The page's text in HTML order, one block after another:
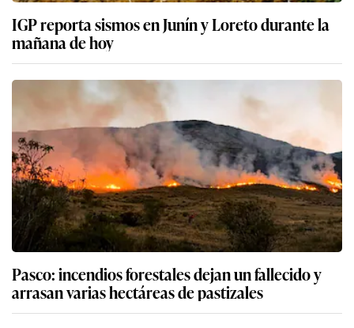
IGP reporta sismos en Junín y Loreto durante la
mañana de hoy
Pasco: incendios forestales dejan un fallecido y
arrasan varias hectáreas de pastizales